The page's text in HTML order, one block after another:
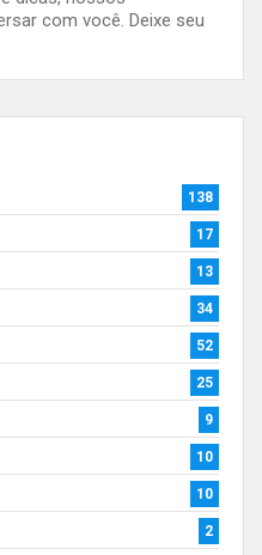
com você. Deixe seu
138
17
13
34
52
25
9
10
10
2